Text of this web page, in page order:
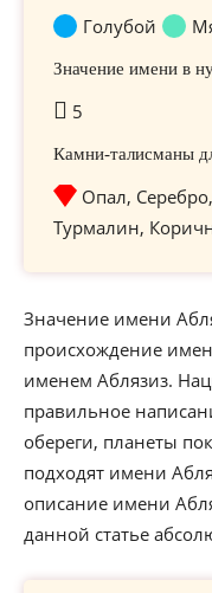
Голубой
Значение имени в
5
Камни-талисманы
Опал,
Турмалин,
Значение имени
происхождение
именем Аблязиз.
правильное
обереги, планеты
подходят имени
описание имени
данной статье